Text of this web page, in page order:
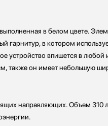
в белом цвете.
гарнитур, в котором
устройство впишется в
также он имеет небольшую
направляющих. Объем 310